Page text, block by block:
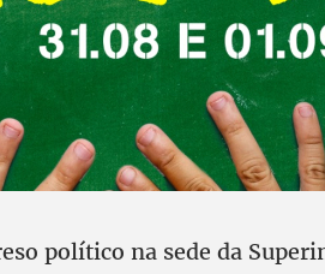
político na sede da